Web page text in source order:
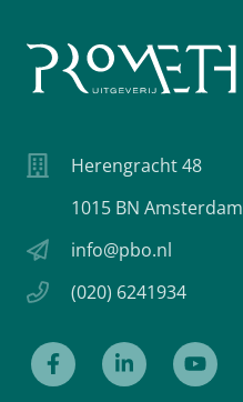
Herengracht 48
1015 BN Amsterdam
info@pbo.nl
(020) 6241934